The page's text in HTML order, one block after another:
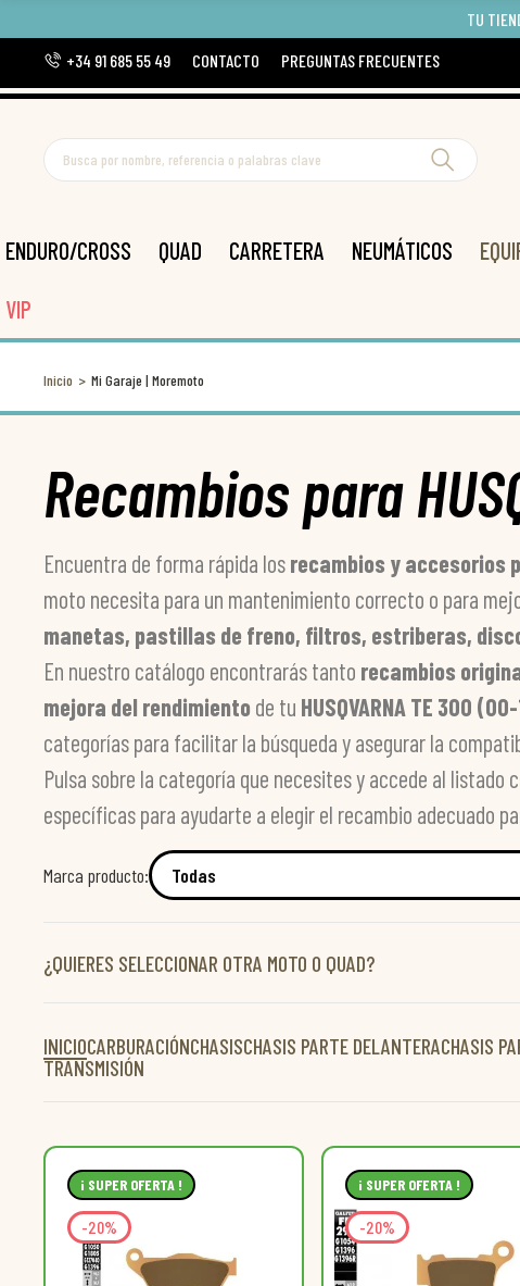
TU
+34 91 685 55 49
CONTACTO PREGUNTAS FRECUENTES
ENDURO/CROSS QUAD CARRETERA NEUMÁTICOS
VIP
Inicio Mi Garaje | Moremoto
Recambios para
Encuentra de forma rápida losrecambios y accesorios
moto necesita para un mantenimiento correcto o para
manetas, pastillas de freno, filtros, estriberas,
En nuestro catálogo encontrarás tanto recambios
mejora del rendimiento de tu HUSQVARNA TE 300
categorías para facilitar la búsqueda y asegurar la
Pulsa sobre la categoría que necesites y accede al listado
específicas para ayudarte a elegir el recambio adecuado
Marca producto:
¿QUIERES SELECCIONAR OTRA MOTO O QUAD?
INICIOCARBURACIÓNCHASISCHASIS PARTE DELANTERACHASIS
TRANSMISIÓN
¡ SUPER OFERTA !
-20%
¡ SUPER OFERTA !
-20%